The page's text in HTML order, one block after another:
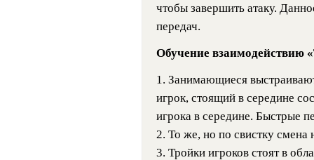
чтобы завершить атаку.
передач.
Обучение взаимодействию
1. Занимающиеся
игрок, стоящий в середине
игрока в середине. Быстрые
2. То же, но по свистку смена
3. Тройки игроков стоят в